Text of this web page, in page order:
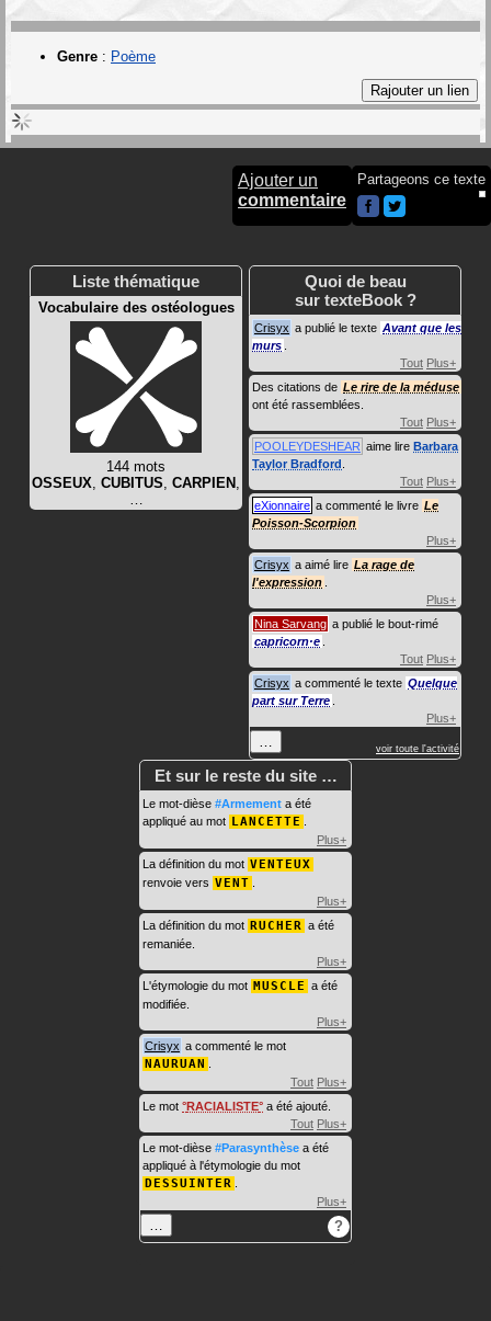
Genre : Poème
Ajouter un
commentaire
Partageons ce texte
Liste thématique
Vocabulaire des ostéologues
144 mots
OSSEUX CUBITUS CARPIEN
Quoi de beau
sur texteBook ?
Crisyx a publié le texte Avant que les
murs
Tout Plus+
Des citations de Le rire de la méduse
ont été rassemblées.
Tout Plus+
POOLEYDESHEAR aime lire Barbara
Taylor Bradford
Tout Plus+
eXionnaire a commenté le livre Le
Poisson-Scorpion
Plus+
Crisyx a aimé lire La rage de
l'expression
Plus+
Nina Sarvang a publié le bout-rimé
capricorn·e
Tout Plus+
Crisyx a commenté le texte Quelque
part sur Terre
Plus+
voir toute l'activité
Et sur le reste du site …
Le mot-dièse #Armement a été
appliqué au mot LANCETTE
Plus+
La définition du mot VENTEUX
renvoie vers VENT
Plus+
La définition du mot RUCHER a été
remaniée.
Plus+
L'étymologie du mot MUSCLE a été
modifiée.
Plus+
Crisyx a commenté le mot
NAURUAN
Tout Plus+
Le mot RACIALISTE a été ajouté.
Tout Plus+
Le mot-dièse #Parasynthèse a été
appliqué à l'étymologie du mot
DESSUINTER
Plus+
?